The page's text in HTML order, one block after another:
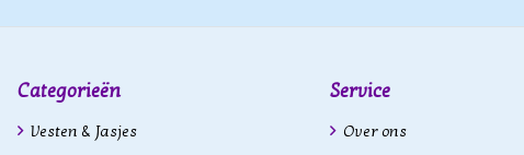
Categorieën
Vesten & Jasjes
Service
Over ons